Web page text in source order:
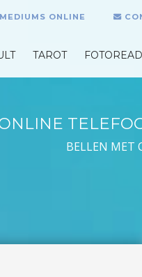
ONLINE
TAROT
BELLEN MET